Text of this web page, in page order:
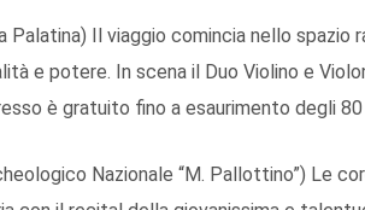
Palatina) Il viaggio comincia nello spazio
e potere. In scena il Duo Violino e
è gratuito fino a esaurimento degli
Nazionale “M. Pallottino”) Le